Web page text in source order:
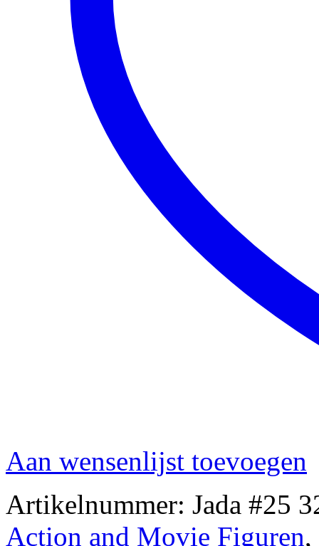
Aan wensenlijst toevoegen
Artikelnummer: Jada #25
Action and Movie Figuren,